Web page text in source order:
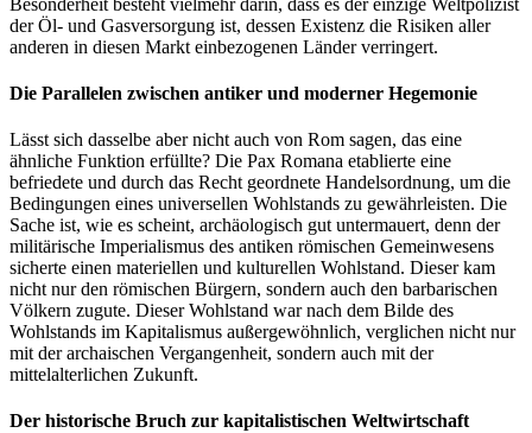
der Öl- und Gasversorgung ist, dessen Existenz die Risiken aller
anderen in diesen Markt einbezogenen Länder verringert.
Die Parallelen zwischen antiker und moderner Hegemonie
Lässt sich dasselbe aber nicht auch von Rom sagen, das eine
ähnliche Funktion erfüllte? Die Pax Romana etablierte eine
befriedete und durch das Recht geordnete Handelsordnung, um die
Bedingungen eines universellen Wohlstands zu gewährleisten. Die
Sache ist, wie es scheint, archäologisch gut untermauert, denn der
militärische Imperialismus des antiken römischen Gemeinwesens
sicherte einen materiellen und kulturellen Wohlstand. Dieser kam
nicht nur den römischen Bürgern, sondern auch den barbarischen
Völkern zugute. Dieser Wohlstand war nach dem Bilde des
Wohlstands im Kapitalismus außergewöhnlich, verglichen nicht nur
mit der archaischen Vergangenheit, sondern auch mit der
mittelalterlichen Zukunft.
Der historische Bruch zur kapitalistischen Weltwirtschaft